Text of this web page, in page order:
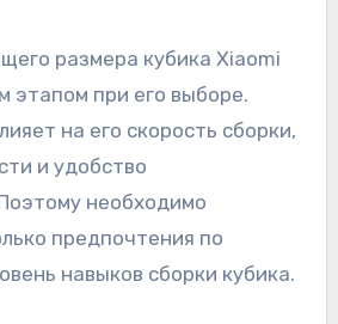
размера кубика Xiaomi
этапом при его выборе.
на его скорость сборки,
и удобство
необходимо
предпочтения по
навыков сборки кубика.